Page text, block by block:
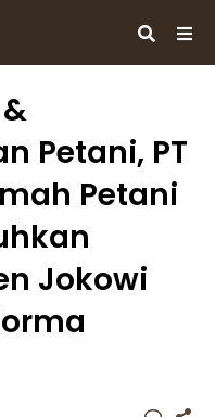
Petani, PT
Petani
Jokowi